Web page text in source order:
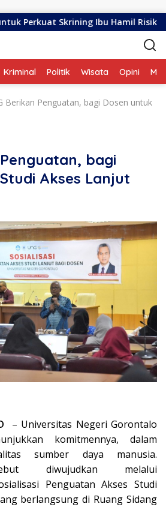
Skrining Ibu Hamil Risiko Tinggi
Kriminal Politik Wisata Opini
Berikan Penguatan, bagi Dosen untuk
bagi
Akses Lanjut
– Universitas Negeri Gorontalo
komitmennya, dalam
sumber daya manusia.
diwujudkan melalui
Penguatan Akses Studi
berlangsung di Ruang Sidang